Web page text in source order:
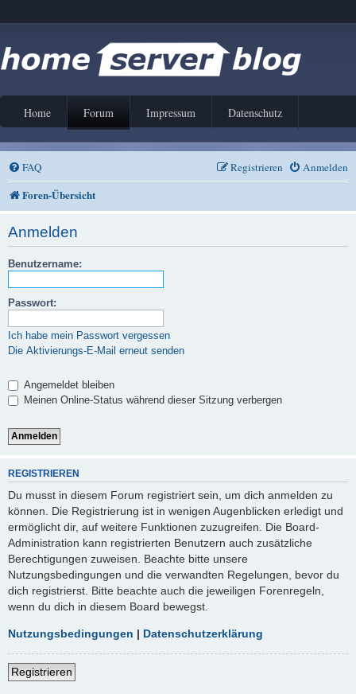
Home Forum Impressum Datenschutz
FAQ Anmelden
Registrieren
Foren-Übersicht
Anmelden
Benutzername:
Passwort:
Ich habe mein Passwort vergessen
Die Aktivierungs-E-Mail erneut senden
Angemeldet bleiben
Meinen Online-Status während dieser Sitzung verbergen
REGISTRIEREN
Du musst in diesem Forum registriert sein, um dich anmelden zu
können. Die Registrierung ist in wenigen Augenblicken erledigt und
ermöglicht dir, auf weitere Funktionen zuzugreifen. Die Board-
Administration kann registrierten Benutzern auch zusätzliche
Berechtigungen zuweisen. Beachte bitte unsere
Nutzungsbedingungen und die verwandten Regelungen, bevor du
dich registrierst. Bitte beachte auch die jeweiligen Forenregeln,
wenn du dich in diesem Board bewegst.
Nutzungsbedingungen | Datenschutzerklärung
Registrieren